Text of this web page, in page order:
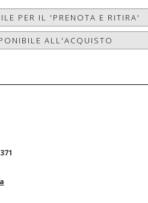
PER IL 'PRENOTA E RITIRA'
ALL'ACQUISTO